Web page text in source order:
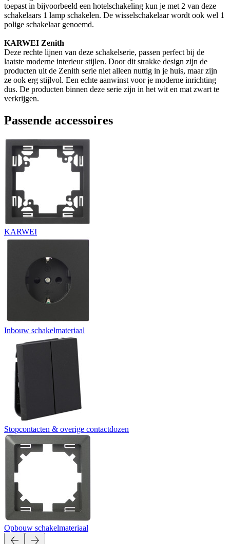
toepast in bijvoorbeeld een hotelschakeling kun je met 2 van deze
schakelaars 1 lamp schakelen. De wisselschakelaar wordt ook wel 1
polige schakelaar genoemd.
KARWEI Zenith
Deze rechte lijnen van deze schakelserie, passen perfect bij de
laatste moderne interieur stijlen. Door dit strakke design zijn de
producten uit de Zenith serie niet alleen nuttig in je huis, maar zijn
ze ook erg stijlvol. Een echte aanwinst voor je moderne inrichting
dus. De producten binnen deze serie zijn in het wit en mat zwart te
verkrijgen.
Passende accessoires
KARWEI
Inbouw schakelmateriaal
Stopcontacten & overige contactdozen
Opbouw schakelmateriaal